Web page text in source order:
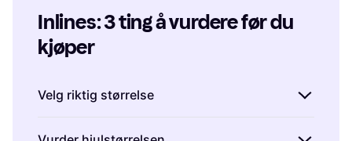
Inlines: 3 ting å vurdere før du
kjøper
Velg riktig størrelse